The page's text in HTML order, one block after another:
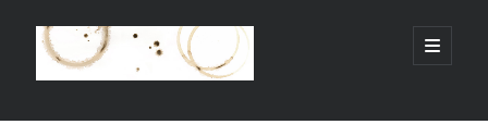
.:.Calito(h)eces.:.
abrir
menú
Barra